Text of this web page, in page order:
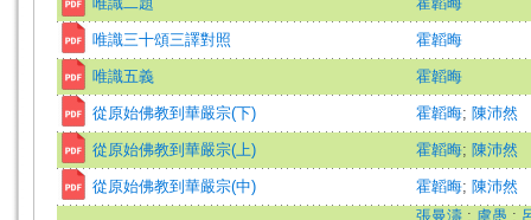
唯識三十頌三譯對照 霍韜晦
唯識五義 霍韜晦
從原始佛教到華嚴宗(下) 霍韜晦; 陳沛然
從原始佛教到華嚴宗(上) 霍韜晦; 陳沛然
從原始佛教到華嚴宗(中) 霍韜晦; 陳沛然
張曼濤 ; 虞愚 ;